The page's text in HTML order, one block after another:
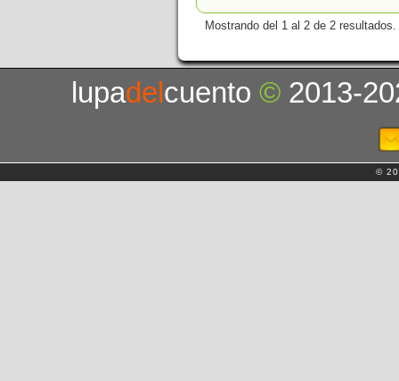
Mostrando del 1 al 2 de 2 resultados.
lupadelcuento© 2013-
©